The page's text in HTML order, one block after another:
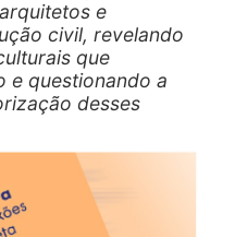
e
civil, revelando
que
e questionando a
desses